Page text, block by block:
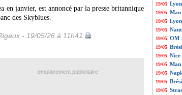
en janvier, est annoncé par la presse britannique
des Skyblues.
- 19/05/26 à 11h41
19/05 Lyon
19/05
19/05 Lyon
19/05
19/05 OM
19/05
19/05 Nice
19/05
19/05
19/05
19/05
emplacement publicitaire